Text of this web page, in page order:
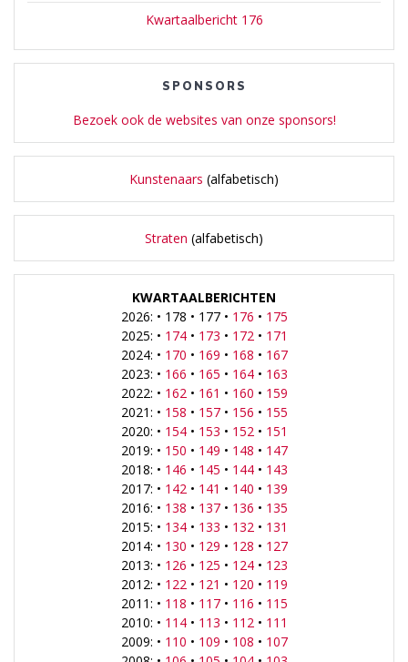
Kwartaalbericht 176
SPONSORS
Bezoek ook de websites van onze sponsors!
Kunstenaars (alfabetisch)
Straten (alfabetisch)
KWARTAALBERICHTEN
2026: • 178 • 177 • 176 • 175
2025: • 174• 173 • 172• 171
2024: • 170 • 169 • 168 • 167
2023: • 166 • 165 • 164• 163
2022: • 162• 161 • 160 • 159
2021: • 158 • 157• 156 • 155
2020: • 154• 153 • 152• 151
2019: • 150 • 149 • 148 • 147
2018: • 146 • 145 • 144• 143
2017: • 142• 141 • 140 • 139
2016: • 138 • 137• 136 • 135
2015: • 134• 133 • 132• 131
2014: • 130 • 129 • 128 • 127
2013: • 126 • 125 • 124• 123
2012: • 122• 121 • 120 • 119
2011: • 118 • 117• 116 • 115
2010: • 114• 113 • 112• 111
2009: • 110 • 109 • 108 • 107